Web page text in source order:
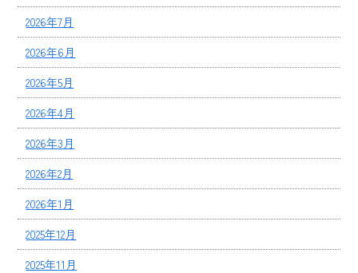
2026年7月
2026年6月
2026年5月
2026年4月
2026年3月
2026年2月
2026年1月
2025年12月
2025年11月